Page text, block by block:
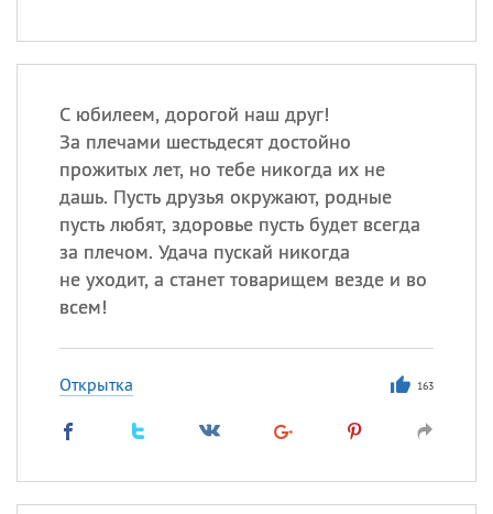
С юбилеем, дорогой наш друг!
За плечами шестьдесят достойно
прожитых лет, но тебе никогда их не
дашь. Пусть друзья окружают, родные
пусть любят, здоровье пусть будет всегда
за плечом. Удача пускай никогда
не уходит, а станет товарищем везде и во
всем!
Открытка 163